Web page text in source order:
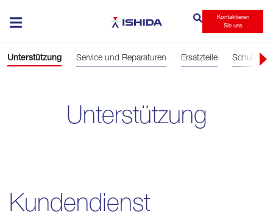
Kontaktieren
Sie uns
Unterstützung
Unterstützung Service und Reparaturen Ersatzteile Schulung
Kundendienst